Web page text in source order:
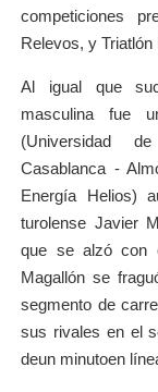
competiciones
Relevos, y
Al igual que
masculina fue
(Universidad
Casablanca -
Energía Helios)
turolense Javier
que se alzó con
Magallón se
segmento de
sus rivales en el
deun minutoen